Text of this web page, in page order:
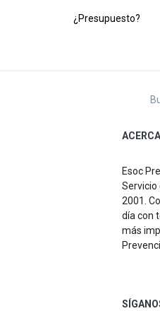
¿Presupuesto?
Esoc
Servicio
2001.
día con
más